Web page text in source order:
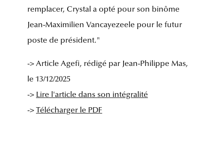
remplacer, Crystal a opté pour son binôme
Jean-Maximilien Vancayezeele pour le futur
poste de président."
-> Article Agefi, rédigé par Jean-Philippe Mas,
le 13/12/2025
-> Lire l'article dans son intégralité
-> Télécharger le PDF